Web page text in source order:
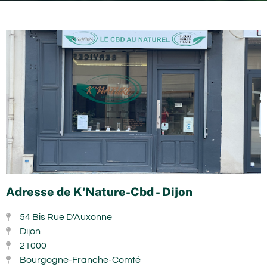
Adresse de K'Nature-Cbd - Dijon
54 Bis Rue D'Auxonne
Dijon
21000
Bourgogne-Franche-Comté